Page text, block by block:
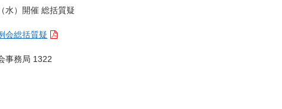
水）開催 総括質疑
会総括質疑
事務局 1322